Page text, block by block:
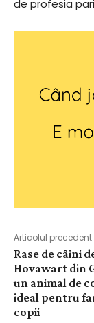
de profesia
Articolul precedent
Rase de câini
Hovawart din
un animal de
ideal pentru
copii